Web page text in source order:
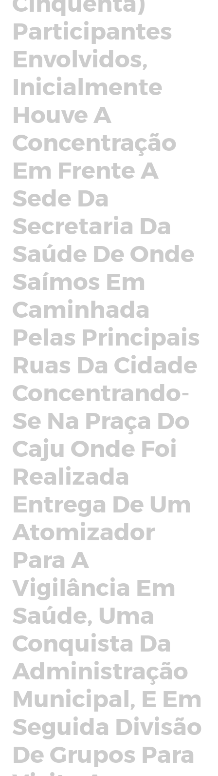
Participantes
Envolvidos,
Inicialmente
Houve A
Concentração
Em Frente A
Sede Da
Secretaria Da
Saúde De Onde
Saímos Em
Caminhada
Pelas Principais
Ruas Da Cidade
Concentrando-
Se Na Praça Do
Caju Onde Foi
Realizada
Entrega De Um
Atomizador
Para A
Vigilância Em
Saúde, Uma
Conquista Da
Administração
Municipal, E Em
Seguida Divisão
De Grupos Para